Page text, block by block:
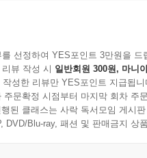
소독과 같은 방역 업무를 추가
증했다. 보육시설과 학교가
내 돌봄과 안전의 책임을 지
게 위험한 작업을 떠넘기는
로나19 감염의 위험이 더 높
선정하여 YES포인트 3만원을 드
뷰 작성 시 일반회원 300원, 마니
성한 리뷰만 YES포인트 지급됩니
주문확정 시점부터 마지막 회차 주
된 클래스는 사락 독서모임 게시
DVD/Blu-ray, 패션 및 판매금지 상